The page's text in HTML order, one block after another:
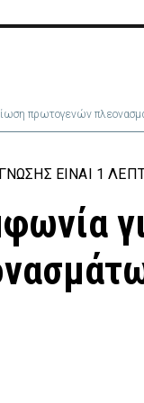
πρωτογενών
ΕΊΝΑΙ 1